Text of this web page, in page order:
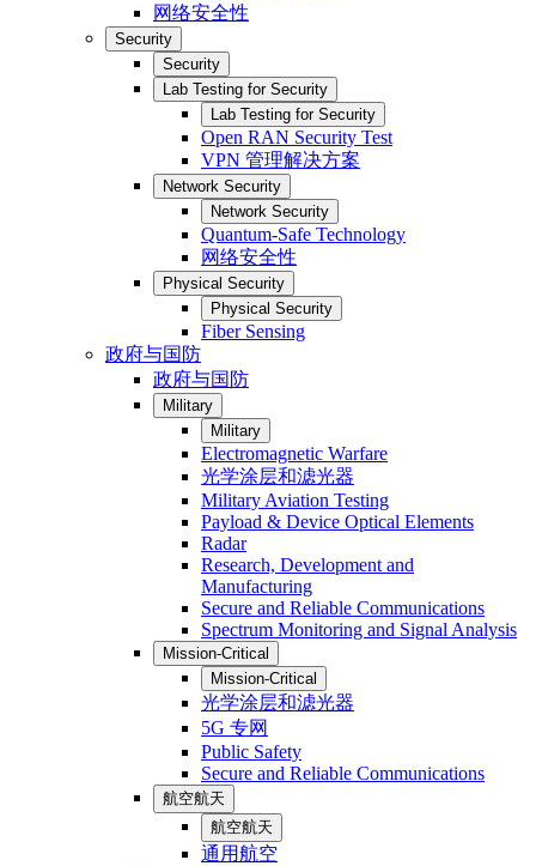
网络安全性
Security
Security
Lab Testing for Security
Lab Testing for Security
Open RAN Security Test
VPN 管理解决方案
Network Security
Network Security
Quantum-Safe Technology
网络安全性
Physical Security
Physical Security
Fiber Sensing
政府与国防
政府与国防
Military
Military
Electromagnetic Warfare
光学涂层和滤光器
Military Aviation Testing
Payload & Device Optical Elements
Radar
Research, Development and
Manufacturing
Secure and Reliable Communications
Spectrum Monitoring and Signal Analysis
Mission-Critical
Mission-Critical
光学涂层和滤光器
5G 专网
Public Safety
Secure and Reliable Communications
航空航天
航空航天
通用航空